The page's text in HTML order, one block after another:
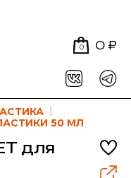
0 0 ₽
50 МЛ
для